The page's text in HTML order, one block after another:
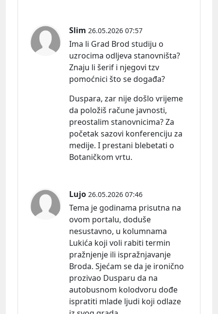
Slim 26.05.2026 07:57
Ima li Grad Brod studiju o
uzrocima odljeva stanovništa?
Znaju li šerif i njegovi tzv
pomoćnici što se događa?
Duspara, zar nije došlo vrijeme
da položiš račune javnosti,
preostalim stanovnicima? Za
početak sazovi konferenciju za
medije. I prestani blebetati o
Botaničkom vrtu.
Lujo 26.05.2026 07:46
Tema je godinama prisutna na
ovom portalu, doduše
nesustavno, u kolumnama
Lukića koji voli rabiti termin
pražnjenje ili ispražnjavanje
Broda. Sjećam se da je ironično
prozivao Dusparu da na
autobusnom kolodvoru dođe
ispratiti mlade ljudi koji odlaze